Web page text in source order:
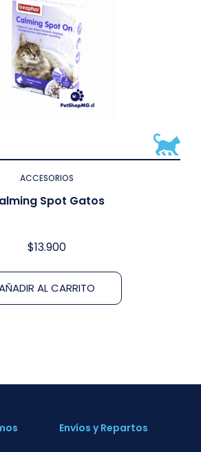
ACCESORIOS
Spot Gatos
$13.900
AL CARRITO
Envíos y Repartos